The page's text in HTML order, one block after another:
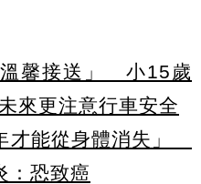
馨接送」 小15歲
來更注意行車安全
才能從身體消失」
：恐致癌